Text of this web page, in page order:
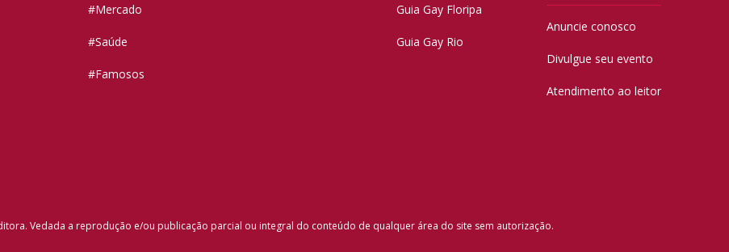
#Mercado
#Saúde
#Famosos
Guia Gay Floripa
Guia Gay Rio
Anuncie conosco
Divulgue seu evento
Atendimento ao leitor
Vedada a reprodução e/ou publicação parcial ou integral do conteúdo de qualquer área do site sem autorização.